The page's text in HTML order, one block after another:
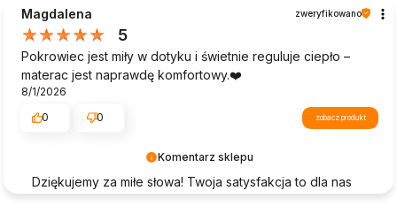
produkty spełniły Twoje oczekiwania i że zakupy w
naszym sklepie były dla Ciebie satysfakcjonujące. Do
zobaczenia przy kolejnych zakupach!
Komentarz sklepu
Dziękujemy za miłe słowa! Twoja satysfakcja to dla nas
Magdalena zweryfikowano
5
Pokrowiec jest miły w dotyku i świetnie reguluje ciepło –
materac jest naprawdę komfortowy.❤️
8/1/2026
0
0 zobacz produkt